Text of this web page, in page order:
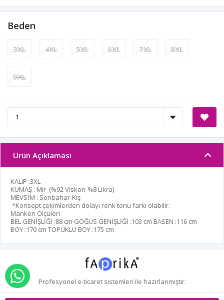
Beden
3XL 4XL 5XL 6XL 7XL 8XL
9XL
Ürün Açıklaması
KALIP :3XL
KUMAŞ : Mir (%92 Viskon-%8 Likra)
MEVSİM : Sonbahar-Kış
*Konsept çekimlerden dolayı renk tonu farkı olabilir.
Manken Ölçüleri
BEL GENİŞLİĞİ :88 cm GÖĞÜS GENİŞLİĞİ :103 cm BASEN :116 cm
BOY :170 cm TOPUKLU BOY :175 cm
Profesyonel e-ticaretsistemleri ile hazırlanmıştır.